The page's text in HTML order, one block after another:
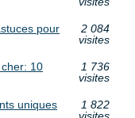
pour
2 084
visites
10
1 736
visites
uniques
1 822